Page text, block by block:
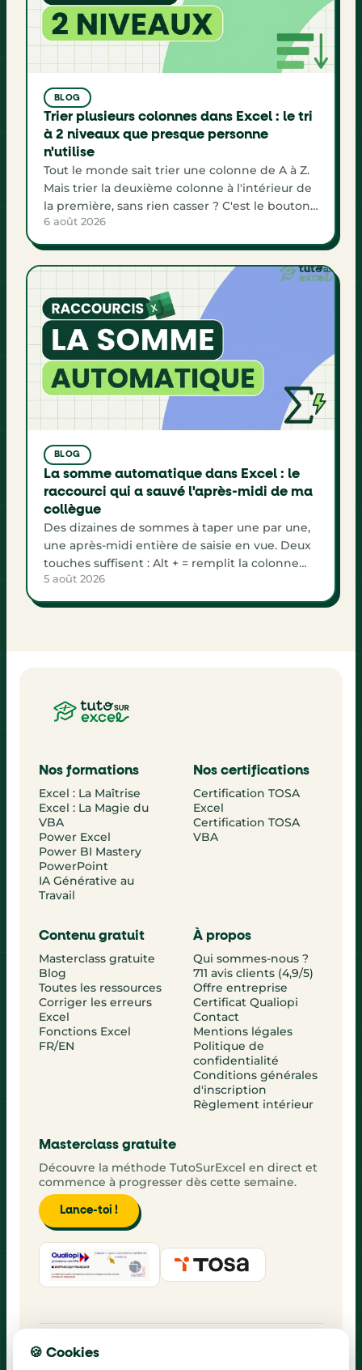
BLOG
Trier plusieurs colonnes dans Excel : le tri
à 2 niveaux que presque personne
n'utilise
Tout le monde sait trier une colonne de A à Z.
Mais trier la deuxième colonne à l'intérieur de
la première, sans rien casser ? C'est le bouton
Ajouter un niveau de la fenêtre Trier, et il
change la lisibilité de tous tes tableaux.
6 août 2026
BLOG
La somme automatique dans Excel : le
raccourci qui a sauvé l'après-midi de ma
collègue
Des dizaines de sommes à taper une par une,
une après-midi entière de saisie en vue. Deux
touches suffisent : Alt + = remplit la colonne
Total, la ligne de totaux et le grand total d'un
seul coup, avec de vraies formules.
5 août 2026
Nos formations
Excel : La Maîtrise
Excel : La Magie du
VBA
Power Excel
Power BI Mastery
PowerPoint
IA Générative au
Travail
Nos certifications
Certification TOSA
Excel
Certification TOSA
VBA
Contenu gratuit
Masterclass gratuite
Blog
Toutes les ressources
Corriger les erreurs
Excel
Fonctions Excel
FR/EN
À propos
Qui sommes-nous ?
711 avis clients (4,9/5)
Offre entreprise
Certificat Qualiopi
Contact
Mentions légales
Politique de
confidentialité
Conditions générales
d'inscription
Règlement intérieur
Masterclass gratuite
Découvre la méthode TutoSurExcel en direct et
commence à progresser dès cette semaine.
Lance-toi !
DIGIFORM, 483 rue de l'Égalité, 59553 Cuincy
🍪 Cookies